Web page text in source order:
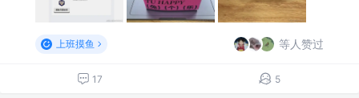
上班摸鱼 等人赞过
17 5